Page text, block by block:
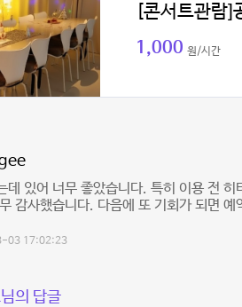
[콘서트관람
1,000 원/시간
데 있어 너무 좋았습니다. 특히 이용 전
감사했습니다. 다음에 또 기회가 되면
03 17:02:23
의 답글